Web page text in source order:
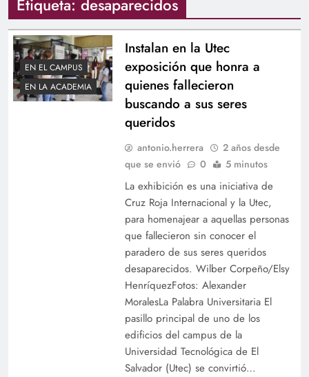
Etiqueta: desaparecidos
EN EL CAMPUS
EN LA ACADEMIA
Instalan en la Utec
exposición que honra a
quienes fallecieron
buscando a sus seres
queridos
antonio.herrera
2 años desde
que se envió
0 5 minutos
La exhibición es una iniciativa de
Cruz Roja Internacional y la Utec,
para homenajear a aquellas personas
que fallecieron sin conocer el
paradero de sus seres queridos
desaparecidos. Wilber Corpeño/Elsy
HenríquezFotos: Alexander
MoralesLa Palabra Universitaria El
pasillo principal de uno de los
edificios del campus de la
Universidad Tecnológica de El
Salvador (Utec) se convirtió…